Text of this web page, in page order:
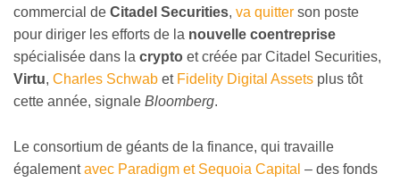
commercial de Citadel Securities, va quitter son poste
pour diriger les efforts de la nouvelle coentreprise
spécialisée dans la crypto et créée par Citadel Securities,
Virtu, Charles Schwab et Fidelity Digital Assets plus tôt
cette année, signale Bloomberg.
Le consortium de géants de la finance, qui travaille
égalementavec Paradigm et Sequoia Capital – des fonds